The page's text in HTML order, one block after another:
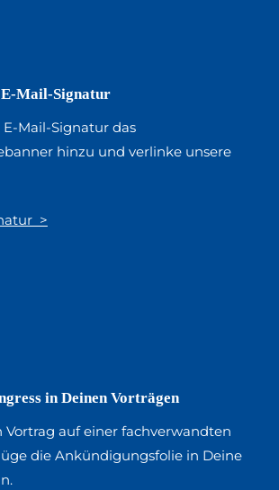
E-Mail-Signatur
Mail-Signatur das
hinzu und verlinke unsere
>
in Deinen Vorträgen
Vortrag auf einer fachverwandten
die Ankündigungsfolie in Deine